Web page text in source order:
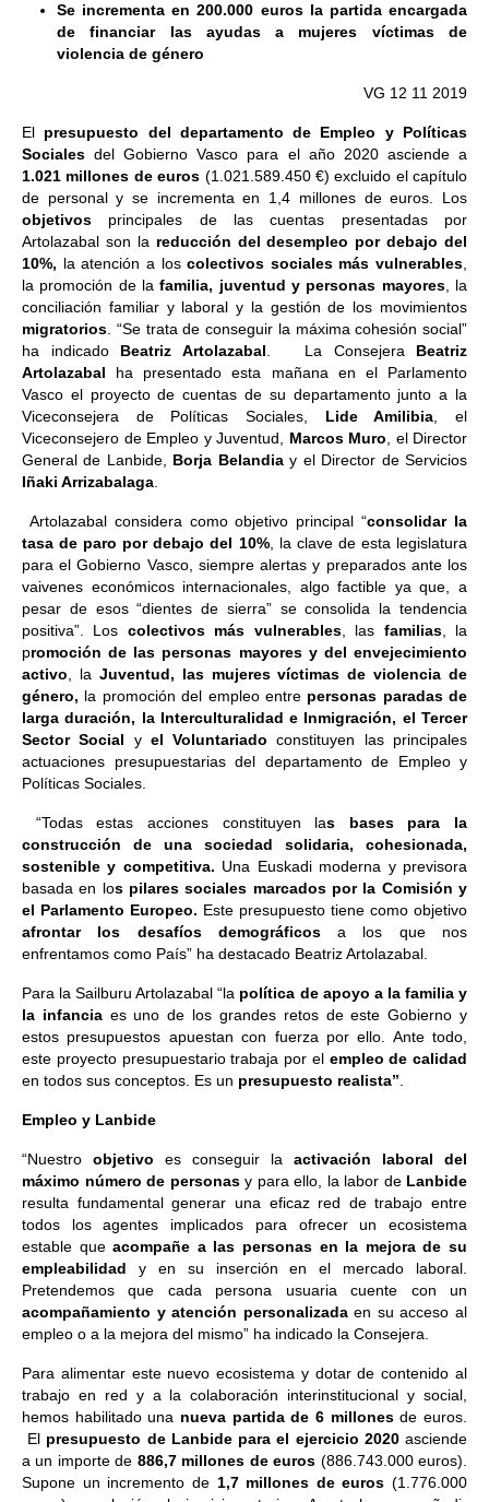
Se incrementa en 200.000 euros la partida encargada
de financiar las ayudas a mujeres víctimas de
violencia de género
VG 12 11 2019
El presupuesto del departamento de Empleo y Políticas
Sociales del Gobierno Vasco para el año 2020 asciende a
1.021 millones de euros (1.021.589.450 €) excluido el capítulo
de personal y se incrementa en 1,4 millones de euros. Los
objetivos principales de las cuentas presentadas por
Artolazabal son la reducción del desempleo por debajo del
10%, la atención a loscolectivos sociales más vulnerables
la promoción de lafamilia, juventud y personas mayores, la
conciliación familiar y laboral y la gestión de los movimientos
migratorios . “Se trata de conseguir la máxima cohesión social”
ha indicado Beatriz Artolazabal . La Consejera Beatriz
Artolazabal ha presentado esta mañana en el Parlamento
Vasco el proyecto de cuentas de su departamento junto a la
Viceconsejera de Políticas Sociales, Lide Amilibia , el
Viceconsejero de Empleo y Juventud, Marcos Muro , el Director
General de Lanbide, Borja Belandiay el Director de Servicios
Iñaki Arrizabalaga
Artolazabal considera como objetivo principal “consolidar la
tasa de paro por debajo del 10%, la clave de esta legislatura
para el Gobierno Vasco, siempre alertas y preparados ante los
vaivenes económicos internacionales, algo factible ya que, a
pesar de esos “dientes de sierra” se consolida la tendencia
positiva”. Los colectivos más vulnerables, las familias, la
promoción de las personas mayores y del envejecimiento
activo , la Juventud, las mujeres víctimas de violencia de
género, la promoción del empleo entrepersonas paradas de
larga duración, la Interculturalidad e Inmigración, el Tercer
Sector Social y el Voluntariado constituyen las principales
actuaciones presupuestarias del departamento de Empleo y
Políticas Sociales.
“Todas estas acciones constituyen las bases para la
construcción de una sociedad solidaria, cohesionada,
sostenible y competitiva. Una Euskadi moderna y previsora
basada en los pilares sociales marcados por la Comisión y
el Parlamento Europeo. Este presupuesto tiene como objetivo
afrontar los desafíos demográficosa los que nos
enfrentamos como País” ha destacado Beatriz Artolazabal.
Para la Sailburu Artolazabal “la política de apoyo a la familia y
la infanciaes uno de los grandes retos de este Gobierno y
estos presupuestos apuestan con fuerza por ello. Ante todo,
este proyecto presupuestario trabaja por el empleo de calidad
en todos sus conceptos. Es un presupuesto realista”
Empleo y Lanbide
“Nuestro objetivo es conseguir la activación laboral del
máximo número de personas y para ello, la labor de Lanbide
resulta fundamental generar una eficaz red de trabajo entre
todos los agentes implicados para ofrecer un ecosistema
estable queacompañe a las personas en la mejora de su
empleabilidad y en su inserción en el mercado laboral.
Pretendemos que cada persona usuaria cuente con un
acompañamiento y atención personalizadaen su acceso al
empleo o a la mejora del mismo” ha indicado la Consejera.
Para alimentar este nuevo ecosistema y dotar de contenido al
trabajo en red y a la colaboración interinstitucional y social,
hemos habilitado una nueva partida de 6 millonesde euros.
El presupuesto de Lanbide para el ejercicio 2020asciende
a un importe de 886,7 millones de euros (886.743.000 euros).
Supone un incremento de 1,7 millones de euros (1.776.000